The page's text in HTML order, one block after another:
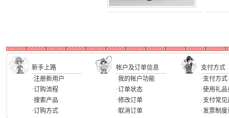
新手上路 帐户及订单信息
支付方式
·注册新用户
·订购流程
·搜索产品
·订购方式
·我的帐户功能
·订单状态
·修改订单
·取消订单
·支付方式
·使用礼品
·支付常
·发票制